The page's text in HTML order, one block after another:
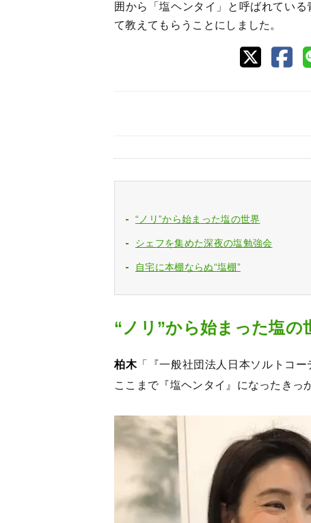
囲から「塩ヘンタイ」と呼ばれてい
て教えてもらうことにしました。
“ノリ”から始まった塩の世界
シェフを集めた深夜の塩勉強会
自宅に本棚ならぬ“塩棚”
“ノリ”から始まった塩の
柏木「『一般社団法人日本ソルトコー
ここまで『塩ヘンタイ』になったきっ